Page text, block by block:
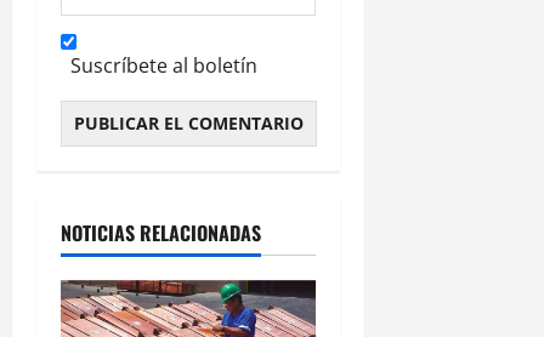
Suscríbete al boletín
NOTICIAS RELACIONADAS